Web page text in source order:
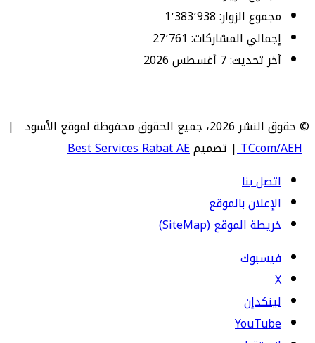
مجموع الزوار:1٬383٬938
إجمالي المشاركات: 27٬761
آخر تحديث:7 أغسطس 2026
© حقوق النشر 2026، جميع الحقوق محفوظة لموقع الأسود |
TCcom/AEH | تصميمBest Services Rabat AE
اتصل بنا
الإعلان بالموقع
خريطة الموقع (SiteMap)
فيسبوك
‫X
لينكدإن
‫YouTube